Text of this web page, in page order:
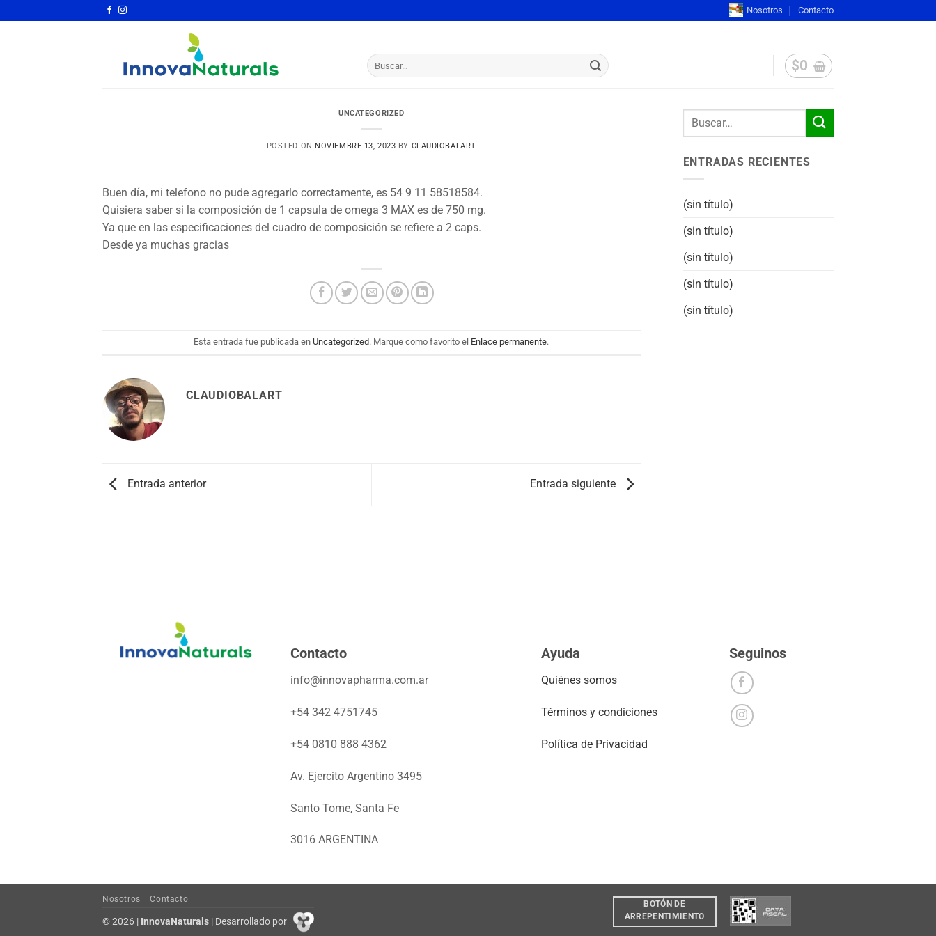
al
Nosotros Contacto
Buscar
por:
$0
UNCATEGORIZED
POSTED ON NOVIEMBRE 13, 2023 BY CLAUDIOBALART
Buen día, mi telefono no pude agregarlo correctamente, es 54 9 11 58518584.
Quisiera saber si la composición de 1 capsula de omega 3 MAX es de 750 mg.
Ya que en las especificaciones del cuadro de composición se refiere a 2 caps.
Desde ya muchas gracias
Esta entrada fue publicada en Uncategorized. Marque como favorito el Enlace permanente.
CLAUDIOBALART
Entrada anterior Entrada siguiente
ENTRADAS RECIENTES
(sin título)
(sin título)
(sin título)
(sin título)
(sin título)
Contacto
info@innovapharma.com.ar
+54 342 4751745
+54 0810 888 4362
Av. Ejercito Argentino 3495
Santo Tome, Santa Fe
3016 ARGENTINA
Ayuda
Quiénes somos
Términos y condiciones
Política de Privacidad
Seguinos
BOTÓN DE
ARREPENTIMIENTO
Nosotros Contacto
© 2026 | InnovaNaturals | Desarrollado por